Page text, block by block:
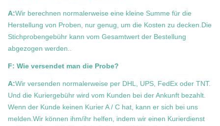
A:Wir berechnen normalerweise eine kleine Summe für die
Herstellung von Proben, nur genug, um die Kosten zu decken.Die
Stichprobengebühr kann vom Gesamtwert der Bestellung
abgezogen werden..
F: Wie versendet man die Probe?
A:Wir versenden normalerweise per DHL, UPS, FedEx oder TNT.
Und die Kuriergebühr wird vom Kunden bei der Ankunft bezahlt.
Wenn der Kunde keinen Kurier A / C hat, kann er sich bei uns
melden.Wir können ihm/ihr helfen, indem wir einen Kurierdienst